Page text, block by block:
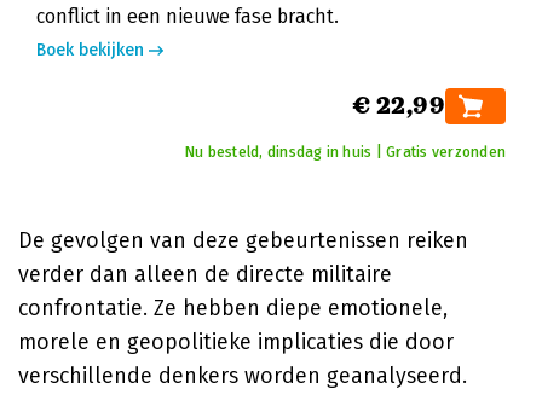
conflict in een nieuwe fase bracht.
Boek bekijken
€ 22,99
Nu besteld, dinsdag in huis | Gratis verzonden
De gevolgen van deze gebeurtenissen reiken
verder dan alleen de directe militaire
confrontatie. Ze hebben diepe emotionele,
morele en geopolitieke implicaties die door
verschillende denkers worden geanalyseerd.